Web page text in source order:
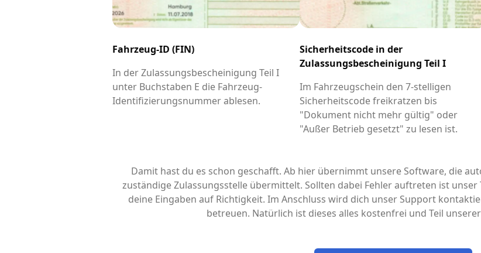
Fahrzeug-ID (FIN)
In der Zulassungsbescheinigung Teil I
unter Buchstaben E die Fahrzeug-
Identifizierungsnummer ablesen.
Sicherheitscode in der
Zulassungsbescheinigung Teil I
Im Fahrzeugschein den 7-stelligen
Sicherheitscode freikratzen bis
"Dokument nicht mehr gültig" oder
"Außer Betrieb gesetzt" zu lesen ist.
Damit hast du es schon geschafft. Ab hier übernimmt unsere Software, die
zuständige Zulassungsstelle übermittelt. Sollten dabei Fehler auftreten ist
deine Eingaben auf Richtigkeit. Im Anschluss wird dich unser Support
betreuen. Natürlich ist dieses alles kostenfrei und Teil